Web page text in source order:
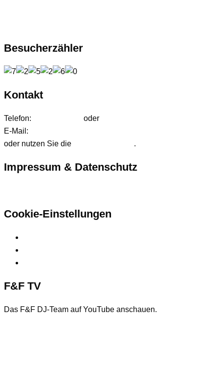
Besucherzähler
Kontakt
Telefon: oder
E-Mail:
oder nutzen Sie die
.
Impressum & Datenschutz
Cookie-Einstellungen
F&F TV
Das F&F DJ-Team auf YouTube anschauen.